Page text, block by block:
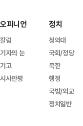
오피니언
칼럼
기자의 눈
기고
시사만평
정치
청와대
국회/정당
북한
행정
국방/외교
정치일반